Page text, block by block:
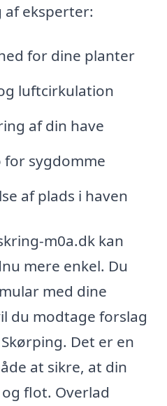
eksperter:
for dine planter
luftcirkulation
af din have
for sygdomme
af plads i haven
m0a.dk kan
mere enkel. Du
med dine
du modtage forslag
Det er en
at sikre, at din
flot. Overlad